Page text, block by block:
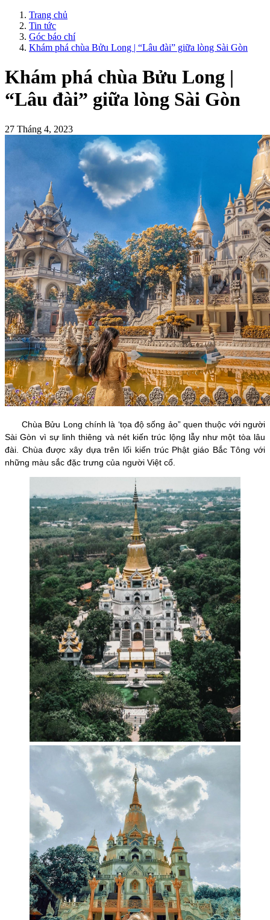
Trang chủ
Tin tức
Góc báo chí
Khám phá chùa Bửu Long | “Lâu đài” giữa lòng Sài Gòn
Khám phá chùa Bửu Long |
“Lâu đài” giữa lòng Sài Gòn
27 Tháng 4, 2023
Chùa Bửu Long chính là ‘tọa độ sống ảo” quen thuộc với người
Sài Gòn vì sự linh thiêng và nét kiến trúc lộng lẫy như một tòa lâu
đài. Chùa được xây dựa trên lối kiến trúc Phật giáo Bắc Tông với
những màu sắc đặc trưng của người Việt cổ.